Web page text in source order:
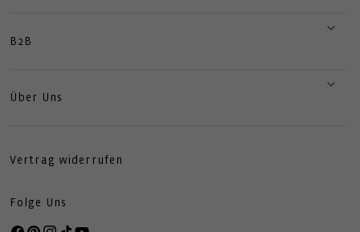
B2B
Über Uns
Vertrag widerrufen
Folge Uns